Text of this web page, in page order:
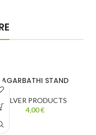
AGARBATHI STAND
SILVER PRODUCTS
4,00€